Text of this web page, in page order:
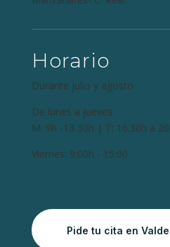
Horario
Durante julio y agosto
De lunes a jueves
M: 9h -13 30h | T: 16:30h a
Viernes: 9:00h - 15:00
Pide tu cita en